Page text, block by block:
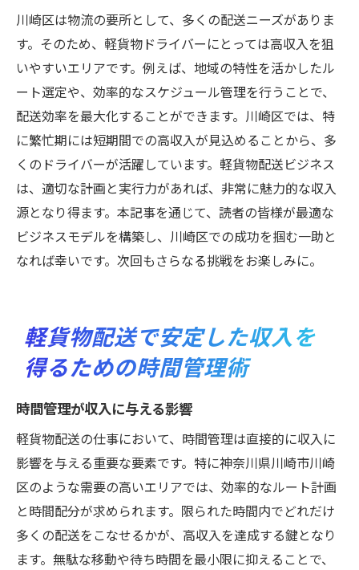
川崎区は物流の要所として、多くの配送ニーズがありま
す。そのため、軽貨物ドライバーにとっては高収入を狙
いやすいエリアです。例えば、地域の特性を活かしたル
ート選定や、効率的なスケジュール管理を行うことで、
配送効率を最大化することができます。川崎区では、特
に繁忙期には短期間での高収入が見込めることから、多
くのドライバーが活躍しています。軽貨物配送ビジネス
は、適切な計画と実行力があれば、非常に魅力的な収入
源となり得ます。本記事を通じて、読者の皆様が最適な
ビジネスモデルを構築し、川崎区での成功を掴む一助と
なれば幸いです。次回もさらなる挑戦をお楽しみに。
軽貨物配送で安定した収入を
得るための時間管理術
時間管理が収入に与える影響
軽貨物配送の仕事において、時間管理は直接的に収入に
影響を与える重要な要素です。特に神奈川県川崎市川崎
区のような需要の高いエリアでは、効率的なルート計画
と時間配分が求められます。限られた時間内でどれだけ
多くの配送をこなせるかが、高収入を達成する鍵となり
ます。無駄な移動や待ち時間を最小限に抑えることで、